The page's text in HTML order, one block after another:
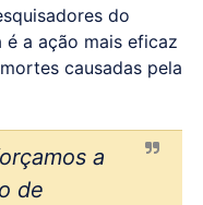
do
a ação mais eficaz
causadas pela
a
de